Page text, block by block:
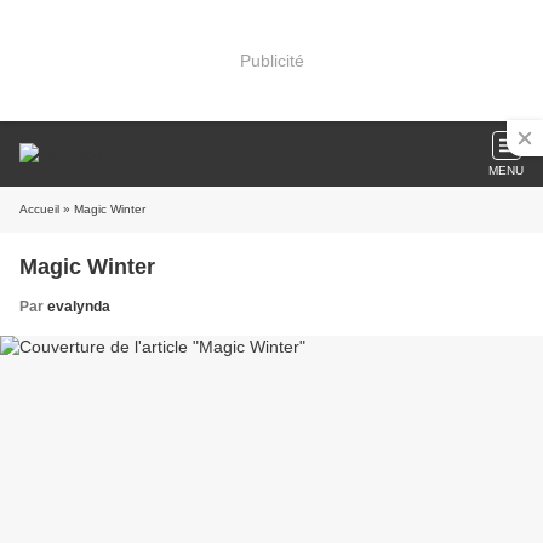
Publicité
MENU
Accueil » Magic Winter
Magic Winter
Par evalynda